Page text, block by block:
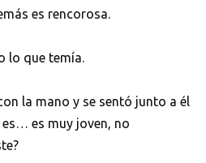
es rencorosa.
lo que temía.
la mano y se sentó junto a él
es muy joven, no